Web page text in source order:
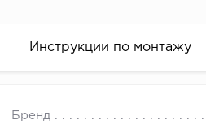
Инструкции по монтажу
Бренд